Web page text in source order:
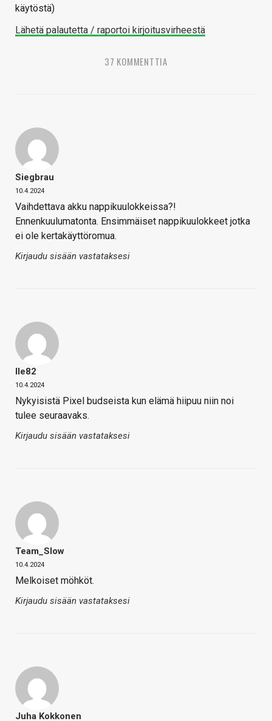
käytöstä)
Lähetä palautetta / raportoi kirjoitusvirheestä
37 KOMMENTTIA
Siegbrau
10.4.2024
Vaihdettava akku nappikuulokkeissa?!
Ennenkuulumatonta. Ensimmäiset nappikuulokkeet jotka
ei ole kertakäyttöromua.
Kirjaudu sisään vastataksesi
Ile82
10.4.2024
Nykyisistä Pixel budseista kun elämä hiipuu niin noi
tulee seuraavaks.
Kirjaudu sisään vastataksesi
Team_Slow
10.4.2024
Melkoiset möhköt.
Kirjaudu sisään vastataksesi
Juha Kokkonen